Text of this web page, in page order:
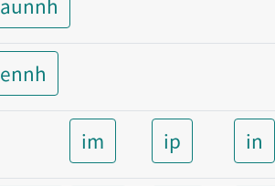
ennh
im ip in